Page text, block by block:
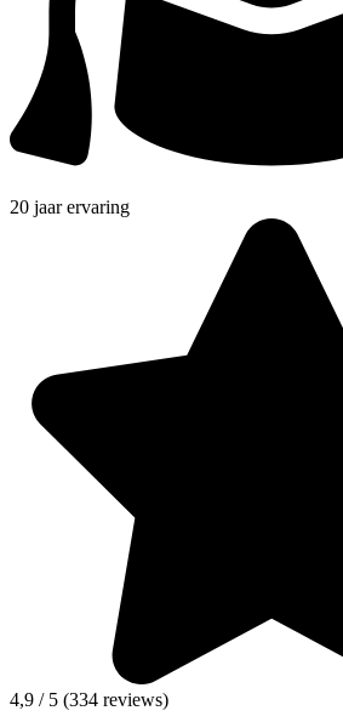
20 jaar ervaring
4,9 / 5 (334 reviews)